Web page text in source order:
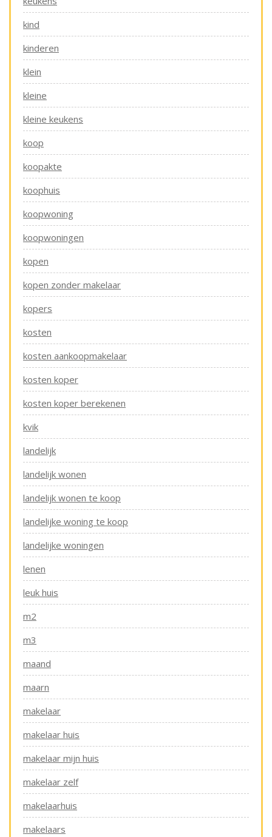
kind
kinderen
klein
kleine
kleine keukens
koop
koopakte
koophuis
koopwoning
koopwoningen
kopen
kopen zonder makelaar
kopers
kosten
kosten aankoopmakelaar
kosten koper
kosten koper berekenen
kvik
landelijk
landelijk wonen
landelijk wonen te koop
landelijke woning te koop
landelijke woningen
lenen
leuk huis
m2
m3
maand
maarn
makelaar
makelaar huis
makelaar mijn huis
makelaar zelf
makelaarhuis
makelaars